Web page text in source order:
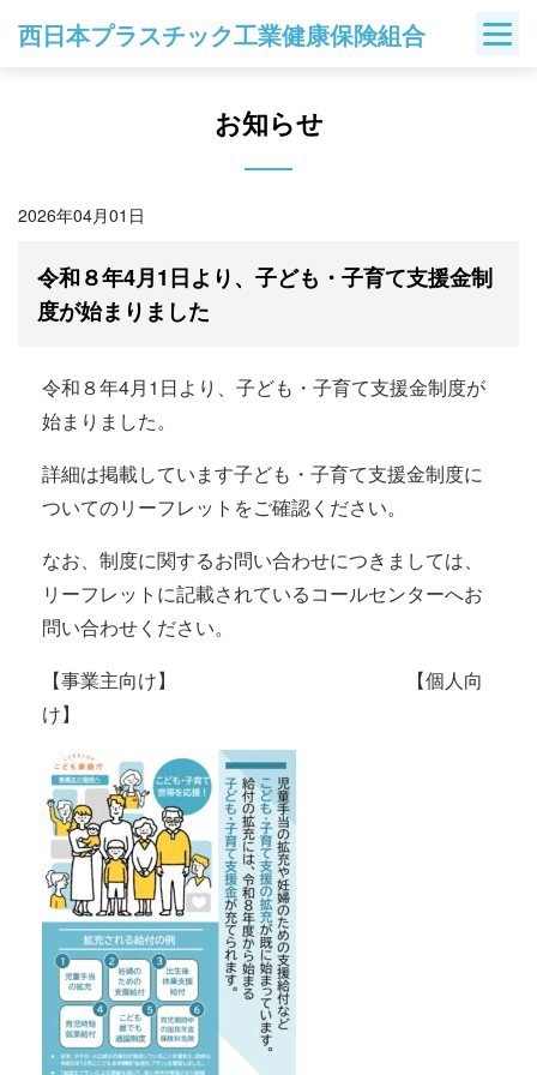
西日本プラスチック工業健康保険組合
お知らせ
2026年04月01日
令和８年4月1日より、子ども・子育て支援金制
度が始まりました
令和８年4月1日より、子ども・子育て支援金制度が
始まりました。
詳細は掲載しています子ども・子育て支援金制度に
ついてのリーフレットをご確認ください。
なお、制度に関するお問い合わせにつきましては、
リーフレットに記載されているコールセンターへお
問い合わせください。
【事業主向け】 【個人向
け】